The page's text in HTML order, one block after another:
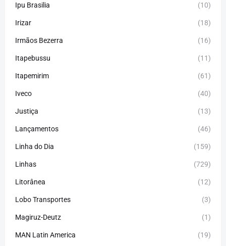
Ipu Brasilia (10)
Irizar (18)
Irmãos Bezerra (16)
Itapebussu (11)
Itapemirim (61)
Iveco (40)
Justiça (13)
Lançamentos (46)
Linha do Dia (159)
Linhas (729)
Litorânea (12)
Lobo Transportes (3)
Magiruz-Deutz (1)
MAN Latin America (19)